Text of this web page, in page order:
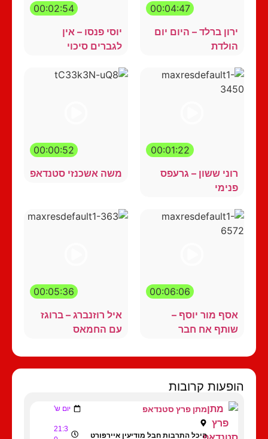
00:04:47
ירון ברלד – היום יום
הולדת
00:02:54
יוסי פנסו – אין
לגברים סיכוי
00:01:22
רוני ששון – גרעפס
פנימי
00:00:52
משה אשכנזי סטנדאפ
00:06:06
אסף מור יוסף –
שותף אח חבר
00:05:36
איל רוזנברג – ברוגז
עם החמאס
הופעות קרובות
מתן פרץ סטנדאפ יום ש'
היכל התרבות חבל מודיעין איירפורט
21:3